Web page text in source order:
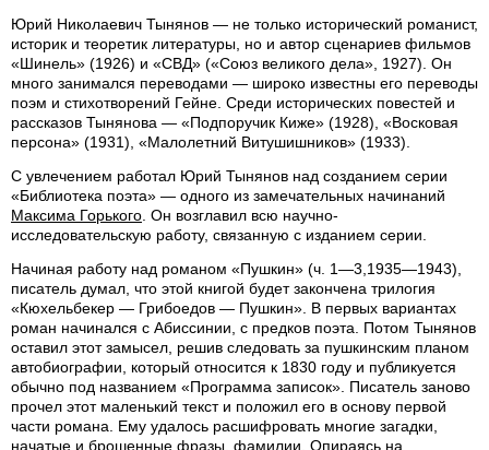
Юрий Николаевич Тынянов — не только исторический романист,
историк и теоретик литературы, но и автор сценариев фильмов
«Шинель» (1926) и «СВД» («Союз великого дела», 1927). Он
много занимался переводами — широко известны его переводы
поэм и стихотворений Гейне. Среди исторических повестей и
рассказов Тынянова — «Подпоручик Киже» (1928), «Восковая
персона» (1931), «Малолетний Витушишников» (1933).
С увлечением работал Юрий Тынянов над созданием серии
«Библиотека поэта» — одного из замечательных начинаний
Максима Горького . Он возглавил всю научно-
исследовательскую работу, связанную с изданием серии.
Начиная работу над романом «Пушкин» (ч. 1—3,1935—1943),
писатель думал, что этой книгой будет закончена трилогия
«Кюхельбекер — Грибоедов — Пушкин». В первых вариантах
роман начинался с Абиссинии, с предков поэта. Потом Тынянов
оставил этот замысел, решив следовать за пушкинским планом
автобиографии, который относится к 1830 году и публикуется
обычно под названием «Программа записок». Писатель заново
прочел этот маленький текст и положил его в основу первой
части романа. Ему удалось расшифровать многие загадки,
начатые и брошенные фразы, фамилии. Опираясь на